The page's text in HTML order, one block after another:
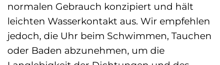
normalen Gebrauch konzipiert und hält
leichten Wasserkontakt aus. Wir empfehlen
jedoch, die Uhr beim Schwimmen, Tauchen
oder Baden abzunehmen, um die